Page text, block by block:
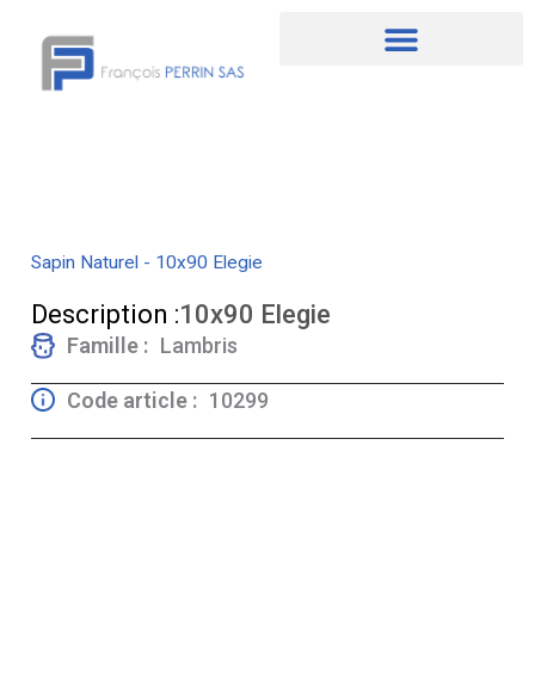
contenu
Sapin Naturel - 10x90 Elegie
Description :10x90 Elegie
Famille : Lambris
Code article : 10299